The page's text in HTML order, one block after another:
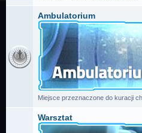
Ambulatorium
Miejsce przeznaczone do kuracji
Warsztat